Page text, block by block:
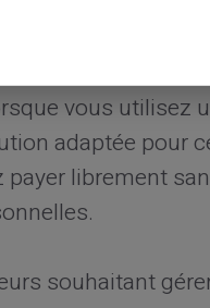
vous utilisez
adaptée pour
payer librement
souhaitant